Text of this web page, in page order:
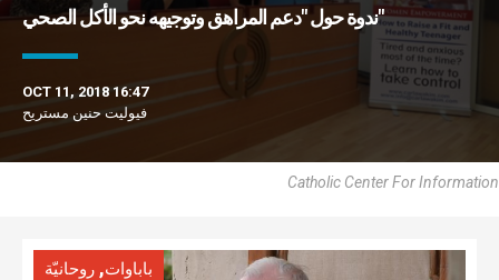
ندوة حول "دعم المراهق وتوجيهه نحو الأكل الصحي"
OCT 11, 2018 16:47
فيوليت حنين مستريح
Catholic Center For Information
باباوات, روحانيّة